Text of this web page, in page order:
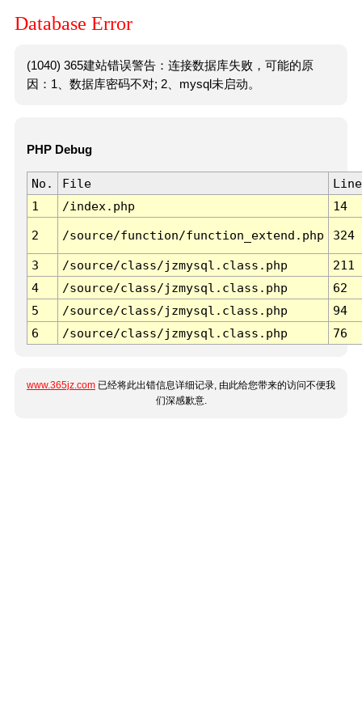
Database Error
(1040) 365建站错误警告：连接数据库失败，可能的原
因：1、数据库密码不对; 2、mysql未启动。
PHP Debug
No. File
Line
1
/index.php 14
2 /source/function/function_extend.php 324
3 /source/class/jzmysql.class.php
211
4
/source/class/jzmysql.class.php
62
5
/source/class/jzmysql.class.php
94
6
/source/class/jzmysql.class.php 76
www.365jz.com 已经将此出错信息详细记录, 由此给您带来的访问不便我
们深感歉意.